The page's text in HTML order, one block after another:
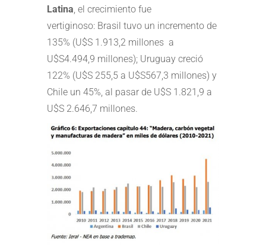
Latina, el crecimiento fue
vertiginoso: Brasil tuvo un incremento de
135% (U$S 1.913,2 millones a
U$S4.494,9 millones); Uruguay creció
122% (U$S 255,5 a U$S567,3 millones) y
Chile un 45%, al pasar de U$S 1.821,9 a
U$S 2.646,7 millones.